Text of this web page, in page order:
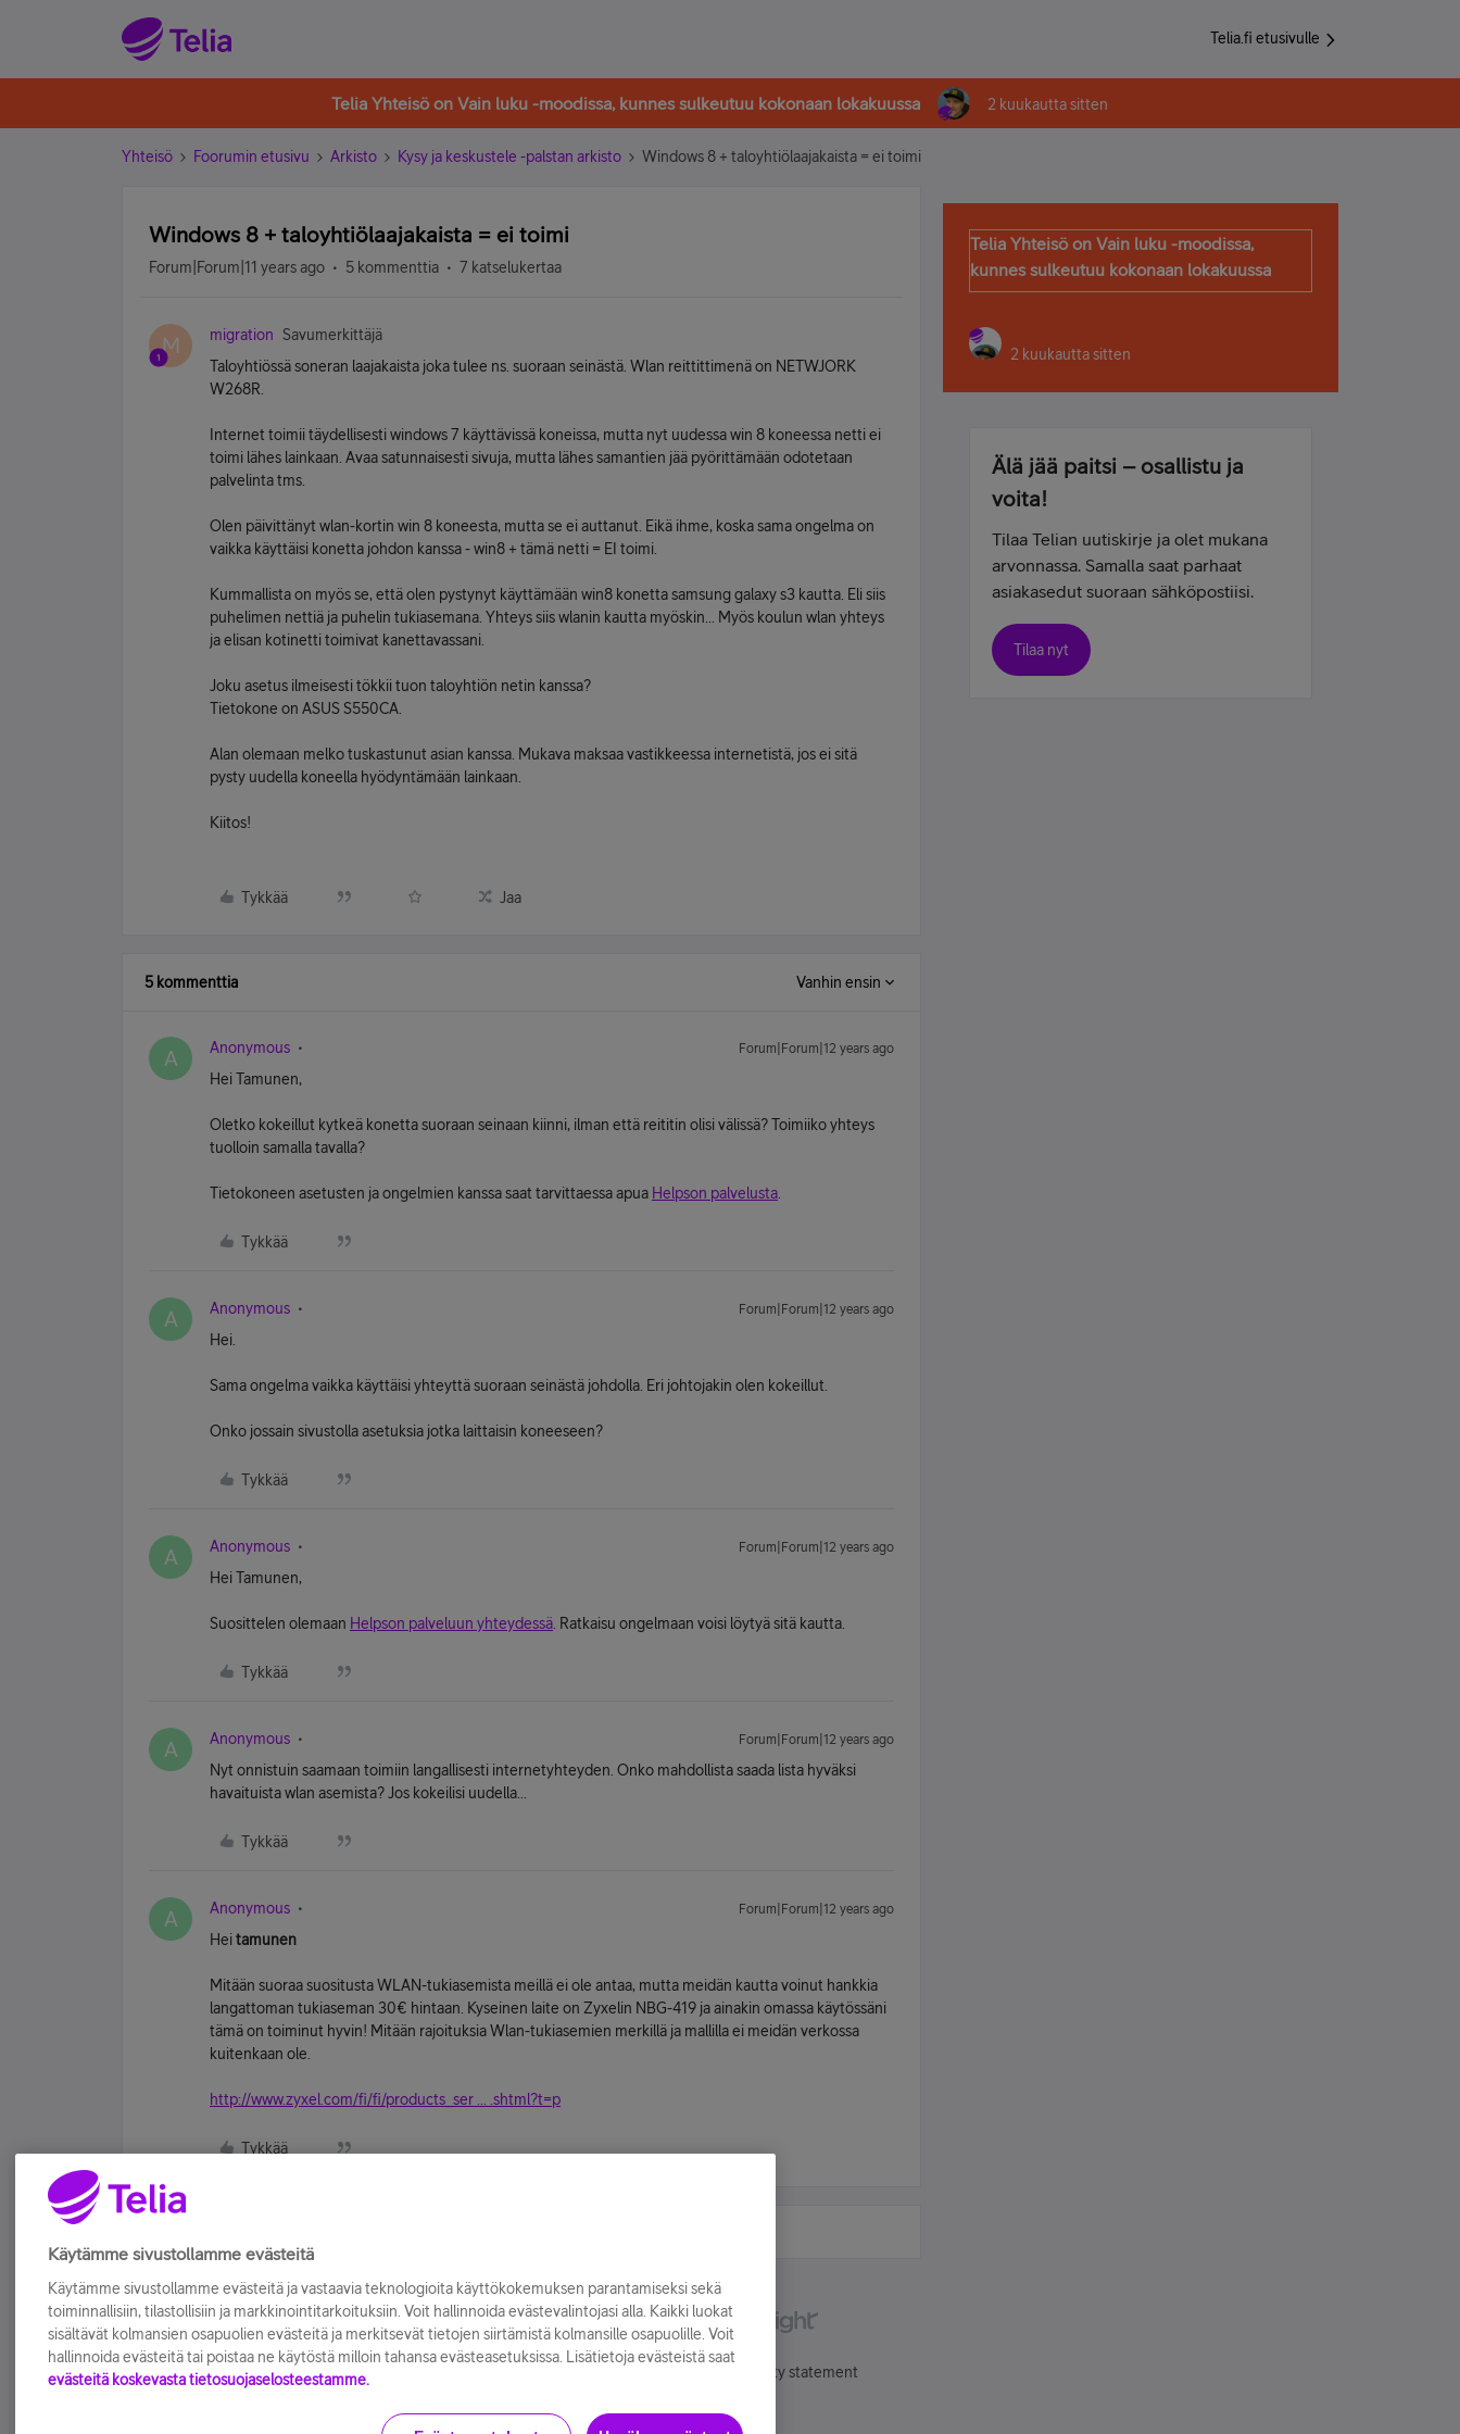
Telia.fi etusivulle
Telia Yhteisö on Vain luku -moodissa, kunnes sulkeutuu kokonaan lokakuussa 2 kuukautta sitten
Yhteisö Foorumin etusivu Arkisto Kysy ja keskustele -palstan arkisto Windows 8 + taloyhtiölaajakaista = ei toimi
Windows 8 + taloyhtiölaajakaista = ei toimi
Forum|Forum|11 years ago 5 kommenttia 7 katselukertaa
M migration
Savumerkittäjä
Taloyhtiössä soneran laajakaista joka tulee ns. suoraan seinästä. Wlan reittittimenä on NETWJORK
W268R.
Internet toimii täydellisesti windows 7 käyttävissä koneissa, mutta nyt uudessa win 8 koneessa netti ei
toimi lähes lainkaan. Avaa satunnaisesti sivuja, mutta lähes samantien jää pyörittämään odotetaan
palvelinta tms.
Olen päivittänyt wlan-kortin win 8 koneesta, mutta se ei auttanut. Eikä ihme, koska sama ongelma on
vaikka käyttäisi konetta johdon kanssa - win8 + tämä netti = EI toimi.
Kummallista on myös se, että olen pystynyt käyttämään win8 konetta samsung galaxy s3 kautta. Eli siis
puhelimen nettiä ja puhelin tukiasemana. Yhteys siis wlanin kautta myöskin... Myös koulun wlan yhteys
ja elisan kotinetti toimivat kanettavassani.
Joku asetus ilmeisesti tökkii tuon taloyhtiön netin kanssa?
Tietokone on ASUS S550CA.
Alan olemaan melko tuskastunut asian kanssa. Mukava maksaa vastikkeessa internetistä, jos ei sitä
pysty uudella koneella hyödyntämään lainkaan.
Kiitos!
Tykkää Jaa
5 kommenttia Vanhin ensin
A Anonymous Forum|Forum|12 years ago
Hei Tamunen,
Oletko kokeillut kytkeä konetta suoraan seinaan kiinni, ilman että reititin olisi välissä? Toimiiko yhteys
tuolloin samalla tavalla?
Tietokoneen asetusten ja ongelmien kanssa saat tarvittaessa apua Helpson palvelusta
Tykkää
A Anonymous Forum|Forum|12 years ago
Hei.
Sama ongelma vaikka käyttäisi yhteyttä suoraan seinästä johdolla. Eri johtojakin olen kokeillut.
Onko jossain sivustolla asetuksia jotka laittaisin koneeseen?
Tykkää
A Anonymous Forum|Forum|12 years ago
Hei Tamunen,
Suosittelen olemaan Helpson palveluun yhteydessä . Ratkaisu ongelmaan voisi löytyä sitä kautta.
Tykkää
A Anonymous Forum|Forum|12 years ago
Nyt onnistuin saamaan toimiin langallisesti internetyhteyden. Onko mahdollista saada lista hyväksi
havaituista wlan asemista? Jos kokeilisi uudella...
Tykkää
A Anonymous Forum|Forum|12 years ago
Heitamunen
Mitään suoraa suositusta WLAN-tukiasemista meillä ei ole antaa, mutta meidän kautta voinut hankkia
langattoman tukiaseman 30€ hintaan. Kyseinen laite on Zyxelin NBG-419 ja ainakin omassa käytössäni
tämä on toiminut hyvin! Mitään rajoituksia Wlan-tukiasemien merkillä ja mallilla ei meidän verkossa
kuitenkaan ole.
http://www.zyxel.com/fi/fi/products_ser ... .shtml?t=p
Tykkää
Telia Yhteisö on Vain luku -moodissa,
kunnes sulkeutuu kokonaan lokakuussa
2 kuukautta sitten
Älä jää paitsi – osallistu ja
voita!
Tilaa Telian uutiskirje ja olet mukana
arvonnassa. Samalla saat parhaat
asiakasedut suoraan sähköpostiisi.
Tilaa nyt
Accessibility statement
Käytämme sivustollamme evästeitä
Käytämme sivustollamme evästeitä ja vastaavia teknologioita käyttökokemuksen parantamiseksi sekä
toiminnallisiin, tilastollisiin ja markkinointitarkoituksiin. Voit hallinnoida evästevalintojasi alla. Kaikki luokat
sisältävät kolmansien osapuolien evästeitä ja merkitsevät tietojen siirtämistä kolmansille osapuolille. Voit
hallinnoida evästeitä tai poistaa ne käytöstä milloin tahansa evästeasetuksissa. Lisätietoja evästeistä saat
evästeitä koskevasta tietosuojaselosteestamme.